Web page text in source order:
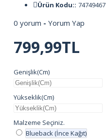
Ürün Kodu:: 74749467
0 yorum - Yorum Yap
799,99TL
Genişlik(Cm)
Yükseklik(Cm)
Malzeme Seçiniz.
Blueback (İnce Kağıt)